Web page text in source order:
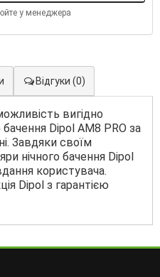
у менеджера
Відгуки (0)
вигідно
Dipol AM8 PRO за
Завдяки своїм
нічного бачення Dipol
користувача.
Dipol з гарантією